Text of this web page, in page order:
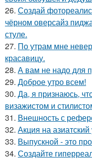
26. Создай
чёрном оверсайз
стуле.
27. По утрам мне
красавицу.
28. А вам не надо для
29. Доброе утро всем!
30. Да, я признаюсь,
визажистом и
31. Внешность с
32. Акция на
33. Выпускной - это
34. Создайте